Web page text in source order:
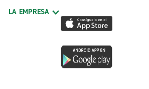
LA EMPRESA